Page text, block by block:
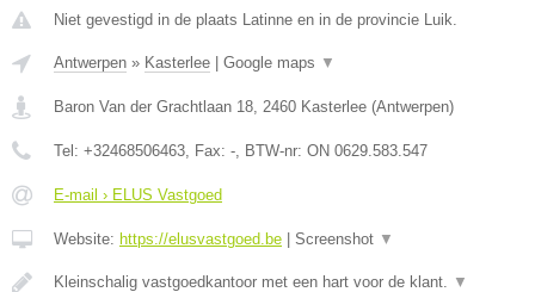
Niet gevestigd in de plaats Latinne en in de provincie Luik.
Antwerpen » Kasterlee Google maps ▼
Baron Van der Grachtlaan 18, 2460 Kasterlee (Antwerpen)
Tel: +32468506463, Fax: -, BTW-nr: ON 0629.583.547
E-mail › ELUS Vastgoed
Website: https://elusvastgoed.be Screenshot ▼
Kleinschalig vastgoedkantoor met een hart voor de klant. ▼